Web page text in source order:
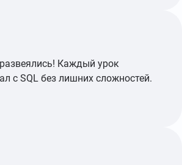
Каждый урок
с SQL без лишних сложностей.